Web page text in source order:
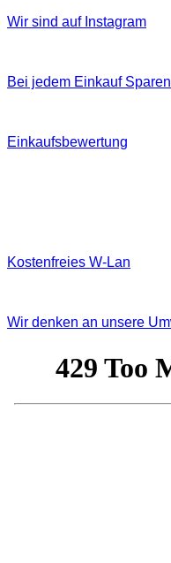
Wir sind auf Instagram
Bei jedem Einkauf Sparen
Einkaufsbewertung
Kostenfreies W‐Lan
Wir denken an unsere